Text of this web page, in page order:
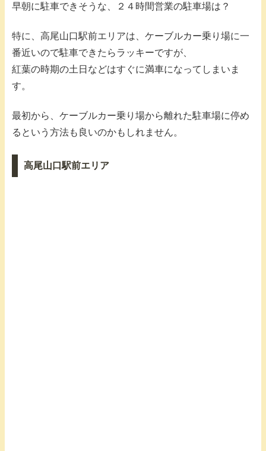
早朝に駐車できそうな、２４時間営業の駐車場は？
特に、高尾山口駅前エリアは、ケーブルカー乗り場に一
番近いので駐車できたらラッキーですが、
紅葉の時期の土日などはすぐに満車になってしまいま
す。
最初から、ケーブルカー乗り場から離れた駐車場に停め
るという方法も良いのかもしれません。
高尾山口駅前エリア